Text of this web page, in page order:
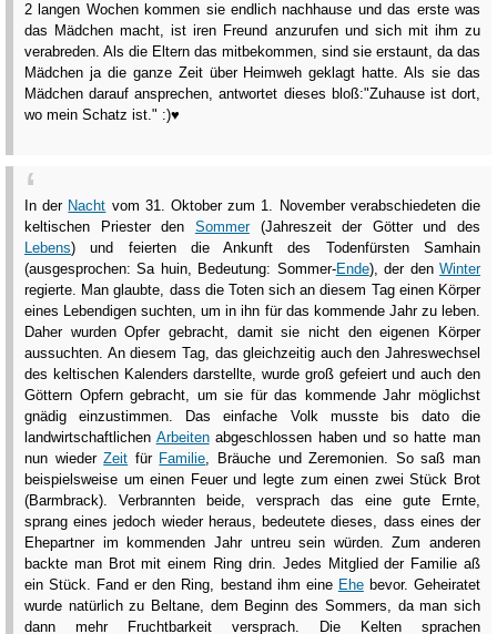
2 langen Wochen kommen sie endlich nachhause und das erste was
das Mädchen macht, ist iren Freund anzurufen und sich mit ihm zu
verabreden. Als die Eltern das mitbekommen, sind sie erstaunt, da das
Mädchen ja die ganze Zeit über Heimweh geklagt hatte. Als sie das
Mädchen darauf ansprechen, antwortet dieses bloß:"Zuhause ist dort,
wo mein Schatz ist." :)♥
In der Nacht vom 31. Oktober zum 1. November verabschiedeten die
keltischen Priester den Sommer(Jahreszeit der Götter und des
Lebens) und feierten die Ankunft des Todenfürsten Samhain
(ausgesprochen: Sa huin, Bedeutung: Sommer-Ende), der denWinter
regierte. Man glaubte, dass die Toten sich an diesem Tag einen Körper
eines Lebendigen suchten, um in ihn für das kommende Jahr zu leben.
Daher wurden Opfer gebracht, damit sie nicht den eigenen Körper
aussuchten. An diesem Tag, das gleichzeitig auch den Jahreswechsel
des keltischen Kalenders darstellte, wurde groß gefeiert und auch den
Göttern Opfern gebracht, um sie für das kommende Jahr möglichst
gnädig einzustimmen. Das einfache Volk musste bis dato die
landwirtschaftlichen Arbeitenabgeschlossen haben und so hatte man
nun wiederZeit für Familie , Bräuche und Zeremonien. So saß man
beispielsweise um einen Feuer und legte zum einen zwei Stück Brot
(Barmbrack). Verbrannten beide, versprach das eine gute Ernte,
sprang eines jedoch wieder heraus, bedeutete dieses, dass eines der
Ehepartner im kommenden Jahr untreu sein würden. Zum anderen
backte man Brot mit einem Ring drin. Jedes Mitglied der Familie aß
ein Stück. Fand er den Ring, bestand ihm eine Ehebevor. Geheiratet
wurde natürlich zu Beltane, dem Beginn des Sommers, da man sich
dann mehr Fruchtbarkeit versprach. Die Kelten sprachen